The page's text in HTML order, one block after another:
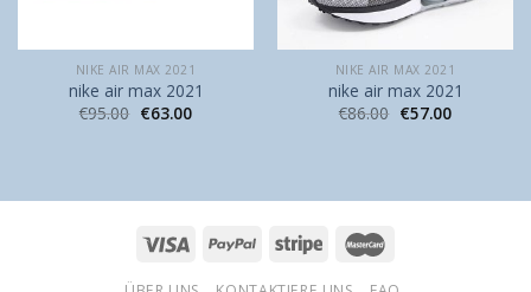
NIKE AIR MAX 2021
nike air max 2021
€95.00 €63.00
NIKE AIR MAX 2021
nike air max 2021
€86.00 €57.00